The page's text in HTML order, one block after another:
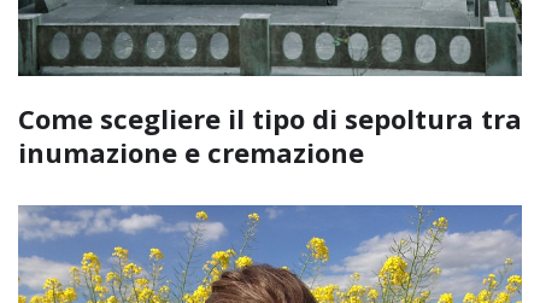
Come scegliere il tipo di sepoltura tra
inumazione e cremazione